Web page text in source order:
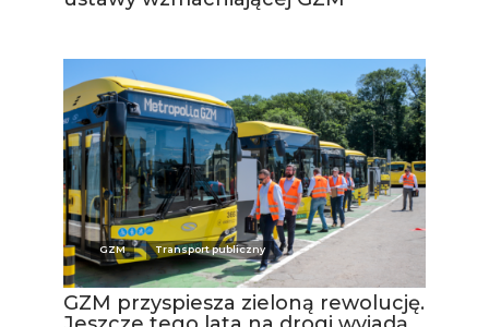
GZM Transport publiczny
GZM przyspiesza zieloną rewolucję.